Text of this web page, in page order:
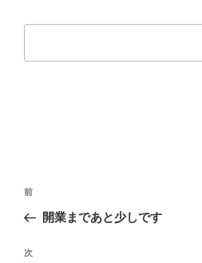
投
ナ
ビ
前
の
稿
前
開業まであと少しです
次
次